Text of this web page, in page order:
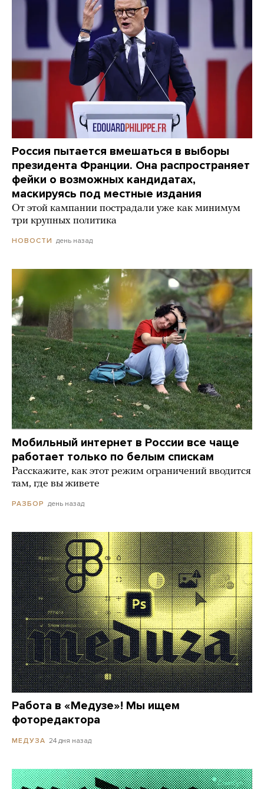
Россия пытается вмешаться в выборы
президента Франции. Она распространяет
фейки о возможных кандидатах,
маскируясь под местные издания
От этой кампании пострадали уже как минимум
три крупных политика
НОВОСТИ день назад
Мобильный интернет в России все чаще
работает только по белым спискам
Расскажите, как этот режим ограничений вводится
там, где вы живете
РАЗБОР день назад
Работа в «Медузе»! Мы ищем
фоторедактора
МЕДУЗА 24 дня назад